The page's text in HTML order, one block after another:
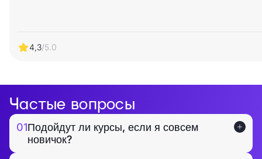
4,3/5.0
Частые вопросы
01Подойдут ли курсы, если я совсем
новичок?